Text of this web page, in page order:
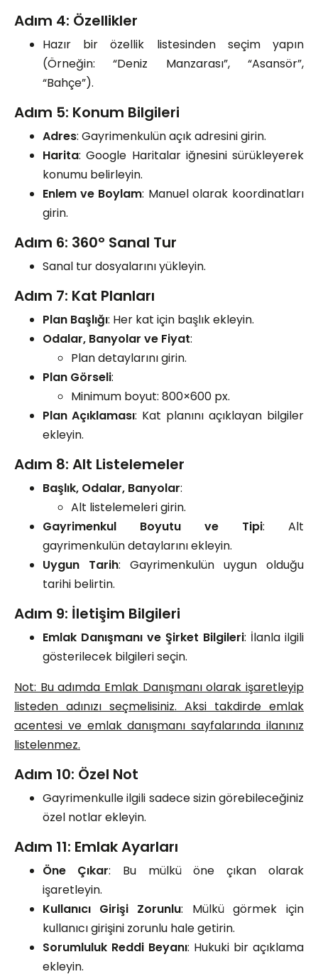
Adım 4: Özellikler
Hazır bir özellik listesinden seçim yapın
(Örneğin: “Deniz Manzarası”, “Asansör”,
“Bahçe”).
Adım 5: Konum Bilgileri
Adres: Gayrimenkulün açık adresini girin.
Harita: Google Haritalar iğnesini sürükleyerek
konumu belirleyin.
Enlem ve Boylam: Manuel olarak koordinatları
girin.
Adım 6: 360° Sanal Tur
Sanal tur dosyalarını yükleyin.
Adım 7: Kat Planları
Plan Başlığı: Her kat için başlık ekleyin.
Odalar, Banyolar ve Fiyat:
Plan detaylarını girin.
Plan Görseli:
Minimum boyut: 800×600 px.
Plan Açıklaması: Kat planını açıklayan bilgiler
ekleyin.
Adım 8: Alt Listelemeler
Başlık, Odalar, Banyolar:
Alt listelemeleri girin.
Gayrimenkul Boyutu ve Tipi: Alt
gayrimenkulün detaylarını ekleyin.
Uygun Tarih: Gayrimenkulün uygun olduğu
tarihi belirtin.
Adım 9: İletişim Bilgileri
Emlak Danışmanı ve Şirket Bilgileri: İlanla ilgili
gösterilecek bilgileri seçin.
Not: Bu adımda Emlak Danışmanı olarak işaretleyip
listeden adınızı seçmelisiniz. Aksi takdirde emlak
acentesi ve emlak danışmanı sayfalarında ilanınız
listelenmez.
Adım 10: Özel Not
Gayrimenkulle ilgili sadece sizin görebileceğiniz
özel notlar ekleyin.
Adım 11: Emlak Ayarları
Öne Çıkar: Bu mülkü öne çıkan olarak
işaretleyin.
Kullanıcı Girişi Zorunlu: Mülkü görmek için
kullanıcı girişini zorunlu hale getirin.
Sorumluluk Reddi Beyanı: Hukuki bir açıklama
ekleyin.